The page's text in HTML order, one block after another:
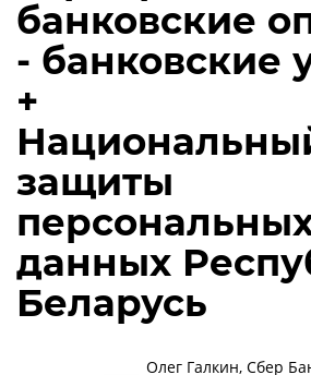
банковские
- банковские
+
защиты
данных
Беларусь
Олег Галкин, Сбер